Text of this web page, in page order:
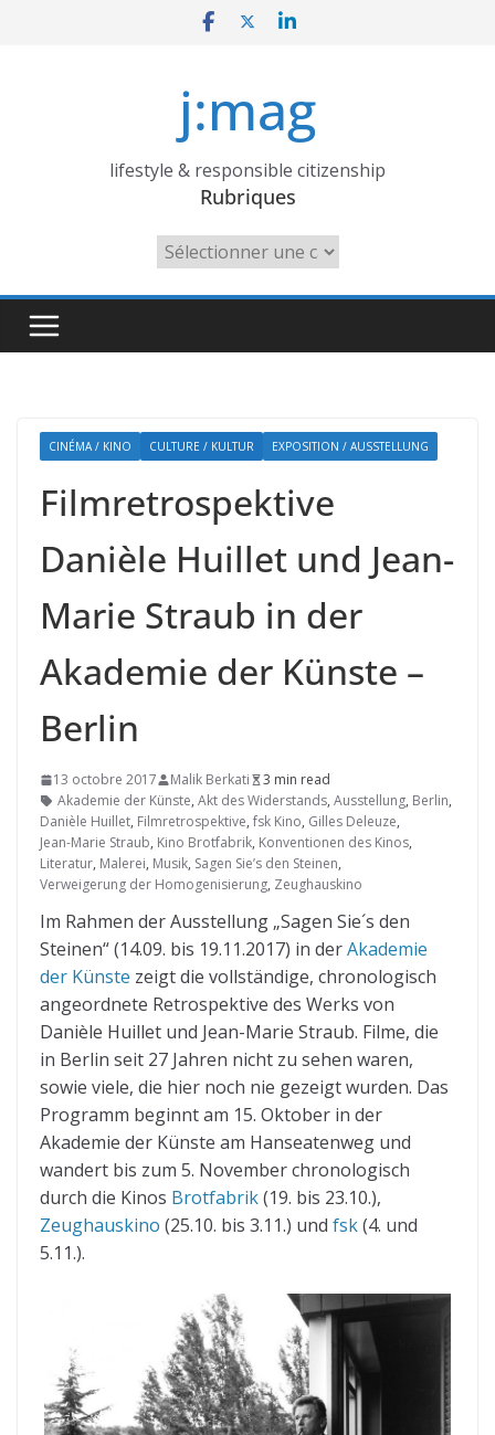
j:mag
lifestyle & responsible citizenship
Rubriques
Rubriques
CINÉMA / KINO CULTURE / KULTUR EXPOSITION / AUSSTELLUNG
Filmretrospektive
Danièle Huillet und Jean-
Marie Straub in der
Akademie der Künste –
Berlin
13 octobre 2017 Malik Berkati
3 min read
Akademie der Künste, Akt des Widerstands, Ausstellung, Berlin,
Danièle Huillet, Filmretrospektive, fsk Kino, Gilles Deleuze,
Jean-Marie Straub, Kino Brotfabrik, Konventionen des Kinos,
Literatur, Malerei, Musik, Sagen Sie’s den Steinen,
Verweigerung der Homogenisierung, Zeughauskino
Im Rahmen der Ausstellung „Sagen Sie´s den
Steinen“ (14.09. bis 19.11.2017) in derAkademie
der Künste zeigt die vollständige, chronologisch
angeordnete Retrospektive des Werks von
Danièle Huillet und Jean-Marie Straub. Filme, die
in Berlin seit 27 Jahren nicht zu sehen waren,
sowie viele, die hier noch nie gezeigt wurden. Das
Programm beginnt am 15. Oktober in der
Akademie der Künste am Hanseatenweg und
wandert bis zum 5. November chronologisch
durch die Kinos Brotfabrik(19. bis 23.10.),
Zeughauskino (25.10. bis 3.11.) und fsk(4. und
5.11.).